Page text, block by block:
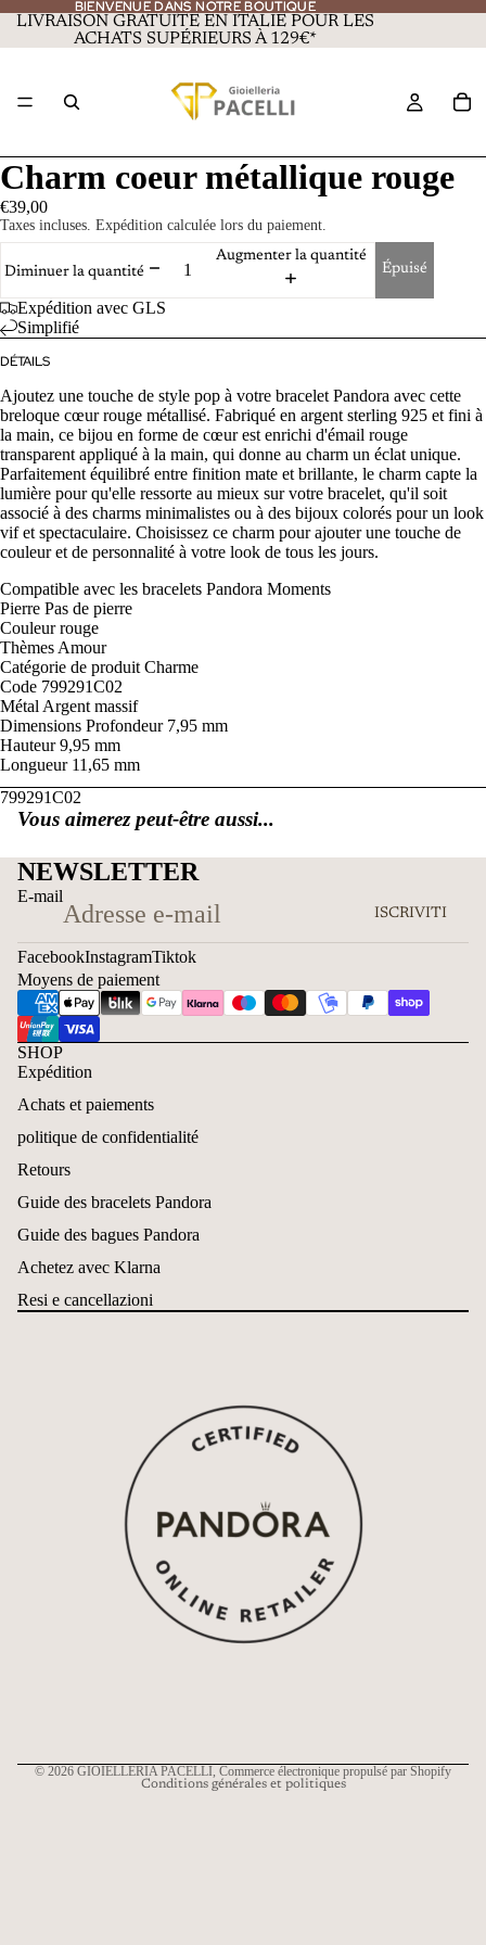
BIENVENUE DANS NOTRE BOUTIQUE
BIENVENUE DANS NOTRE BOUTIQUE
LIVRAISON GRATUITE EN ITALIE POUR LES
ACHATS SUPÉRIEURS À 129€*
Charm coeur métallique rouge
€39,00
Taxes incluses. Expédition calculée lors du paiement.
Diminuer la quantité
Augmenter la quantité
Épuisé
Expédition avec GLS
Simplifié
DÉTAILS
Ajoutez une touche de style pop à votre bracelet Pandora avec cette
breloque cœur rouge métallisé. Fabriqué en argent sterling 925 et fini à
la main, ce bijou en forme de cœur est enrichi d'émail rouge
transparent appliqué à la main, qui donne au charm un éclat unique.
Parfaitement équilibré entre finition mate et brillante, le charm capte la
lumière pour qu'elle ressorte au mieux sur votre bracelet, qu'il soit
associé à des charms minimalistes ou à des bijoux colorés pour un look
vif et spectaculaire. Choisissez ce charm pour ajouter une touche de
couleur et de personnalité à votre look de tous les jours.
Compatible avec les bracelets Pandora Moments
Pierre Pas de pierre
Couleur rouge
Thèmes Amour
Catégorie de produit Charme
Code 799291C02
Métal Argent massif
Dimensions Profondeur 7,95 mm
Hauteur 9,95 mm
Longueur 11,65 mm
799291C02
Vous aimerez peut-être aussi...
NEWSLETTER
E-mail
ISCRIVITI
FacebookInstagramTiktok
Moyens de paiement
SHOP
Expédition
Achats et paiements
politique de confidentialité
Retours
Guide des bracelets Pandora
Guide des bagues Pandora
Achetez avec Klarna
Resi e cancellazioni
© 2026 GIOIELLERIA PACELLI , Commerce électronique propulsé par Shopify
Conditions générales et politiques
Politique de remboursement